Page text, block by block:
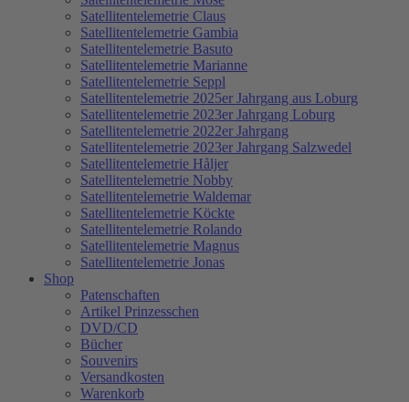
Satellitentelemetrie Claus
Satellitentelemetrie Gambia
Satellitentelemetrie Basuto
Satellitentelemetrie Marianne
Satellitentelemetrie Seppl
Satellitentelemetrie 2025er Jahrgang aus Loburg
Satellitentelemetrie 2023er Jahrgang Loburg
Satellitentelemetrie 2022er Jahrgang
Satellitentelemetrie 2023er Jahrgang Salzwedel
Satellitentelemetrie Håljer
Satellitentelemetrie Nobby
Satellitentelemetrie Waldemar
Satellitentelemetrie Köckte
Satellitentelemetrie Rolando
Satellitentelemetrie Magnus
Satellitentelemetrie Jonas
Shop
Patenschaften
Artikel Prinzesschen
DVD/CD
Bücher
Souvenirs
Versandkosten
Warenkorb